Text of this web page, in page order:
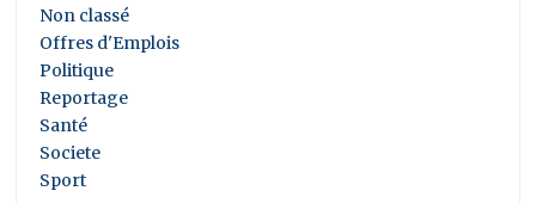
Non classé
Offres d'Emplois
Politique
Reportage
Santé
Societe
Sport